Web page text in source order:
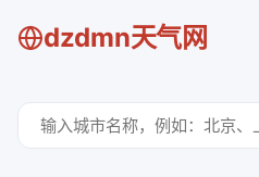
dzdmn天气网